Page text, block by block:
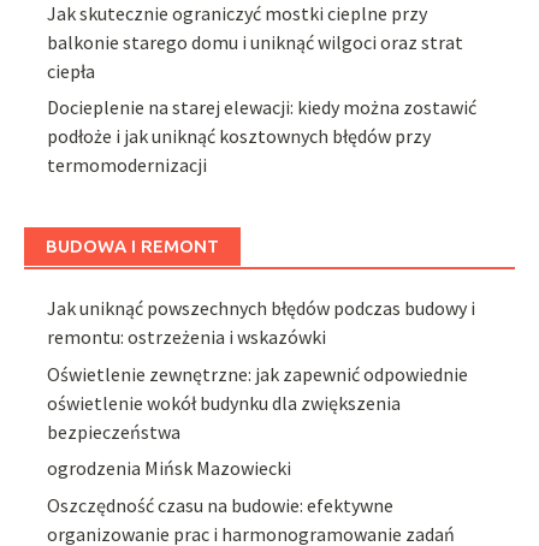
Jak skutecznie ograniczyć mostki cieplne przy
balkonie starego domu i uniknąć wilgoci oraz strat
ciepła
Docieplenie na starej elewacji: kiedy można zostawić
podłoże i jak uniknąć kosztownych błędów przy
termomodernizacji
BUDOWA I REMONT
Jak uniknąć powszechnych błędów podczas budowy i
remontu: ostrzeżenia i wskazówki
Oświetlenie zewnętrzne: jak zapewnić odpowiednie
oświetlenie wokół budynku dla zwiększenia
bezpieczeństwa
ogrodzenia Mińsk Mazowiecki
Oszczędność czasu na budowie: efektywne
organizowanie prac i harmonogramowanie zadań